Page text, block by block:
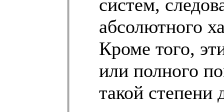
систем,
абсолютного
Кроме того,
или полного
такой степени